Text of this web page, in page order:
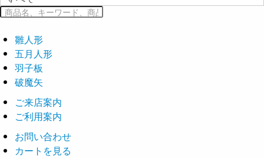
雛人形
五月人形
羽子板
破魔矢
ご来店案内
ご利用案内
お問い合わせ
カートを見る